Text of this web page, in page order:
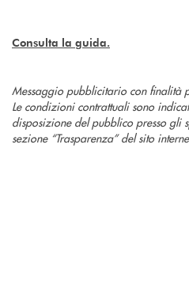
Consulta la guida.
Messaggio pubblicitario con finalità
Le condizioni contrattuali sono
disposizione del pubblico presso gli
sezione “Trasparenza” del sito